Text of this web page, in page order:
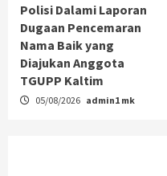
Polisi Dalami Laporan
Dugaan Pencemaran
Nama Baik yang
Diajukan Anggota
TGUPP Kaltim
05/08/2026 admin1 mk